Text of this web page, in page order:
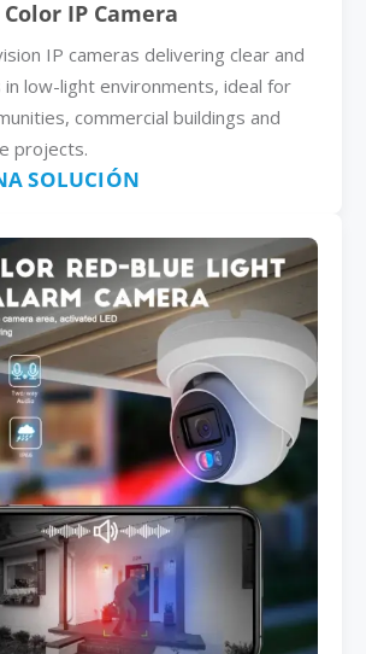
IP Camera
IP cameras delivering clear and
low-light environments, ideal for
commercial buildings and
projects.
SOLUCIÓN